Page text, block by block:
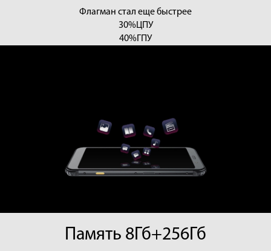
Флагман стал еще быстрее
30%ЦПУ
40%ГПУ
Память 8Гб+256Гб